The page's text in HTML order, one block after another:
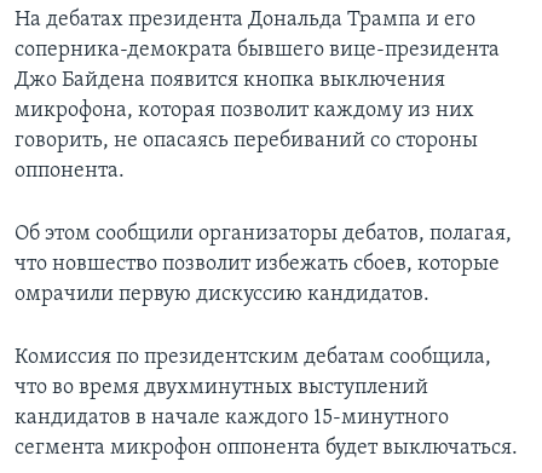
На дебатах президента Дональда Трампа и его
соперника-демократа бывшего вице-президента
Джо Байдена появится кнопка выключения
микрофона, которая позволит каждому из них
говорить, не опасаясь перебиваний со стороны
оппонента.
Об этом сообщили организаторы дебатов, полагая,
что новшество позволит избежать сбоев, которые
омрачили первую дискуссию кандидатов.
Комиссия по президентским дебатам сообщила,
что во время двухминутных выступлений
кандидатов в начале каждого 15-минутного
сегмента микрофон оппонента будет выключаться.